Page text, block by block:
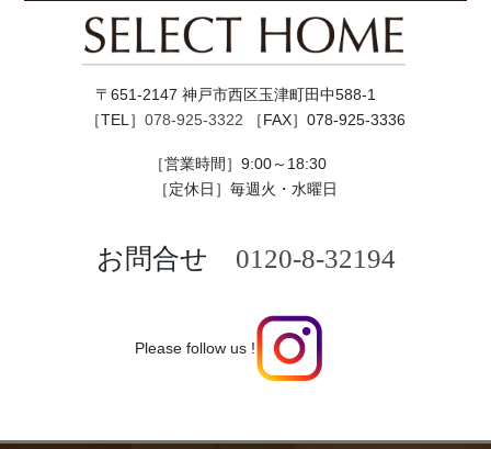
〒651-2147 神戸市西区玉津町田中588-1
［TEL］ 078-925-3322 ［FAX］078-925-3336
［営業時間］9:00～18:30
［定休日］毎週火・水曜日
お問合せ 0120-8-32194
Please follow us !